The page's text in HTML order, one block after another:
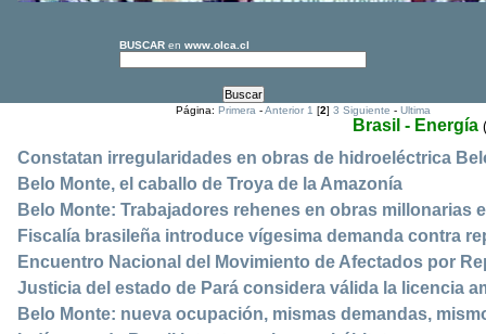
BUSCAR en www.olca.cl
Página:Primera -Anterior 1 [2]3 Siguiente -Ultima
Brasil - Energía
Constatan irregularidades en obras de hidroeléctrica
Belo Monte, el caballo de Troya de la Amazonía
Belo Monte: Trabajadores rehenes en obras millonarias
Fiscalía brasileña introduce vígesima demanda contra
Encuentro Nacional del Movimiento de Afectados por
Justicia del estado de Pará considera válida la licencia
Belo Monte: nueva ocupación, mismas demandas,